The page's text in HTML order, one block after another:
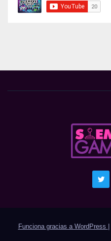
Funciona gracias a WordPress